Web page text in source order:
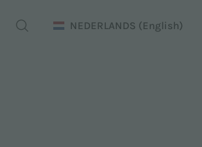
NEDERLANDS (English)